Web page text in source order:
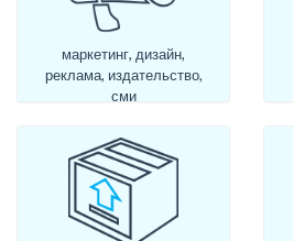
маркетинг, дизайн,
реклама, издательство,
сми